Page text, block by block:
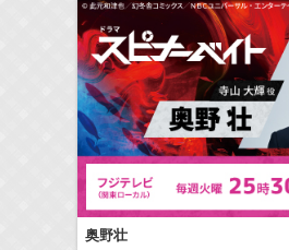
奥野壮